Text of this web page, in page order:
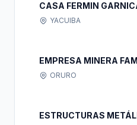
CASA FERMIN
YACUIBA
EMPRESA MINERA
ORURO
ESTRUCTURAS